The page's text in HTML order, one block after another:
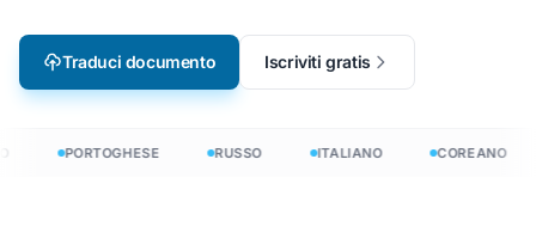
Traduci documento Iscriviti gratis
PORTOGHESE RUSSO ITALIANO COREANO